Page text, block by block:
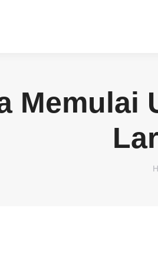
Memulai